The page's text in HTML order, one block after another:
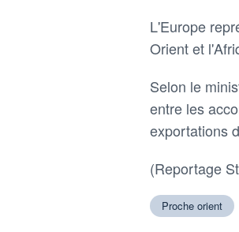
L'Europe
Orient et
Selon le
entre les
exportations
(Reportage
Proche orient